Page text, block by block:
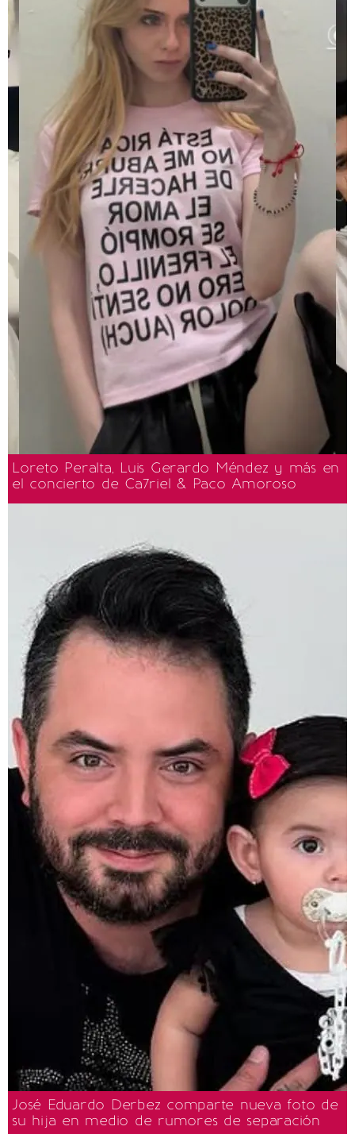
Loreto Peralta, Luis Gerardo Méndez y más en
el concierto de Ca7riel & Paco Amoroso
José Eduardo Derbez comparte nueva foto de
su hija en medio de rumores de separación